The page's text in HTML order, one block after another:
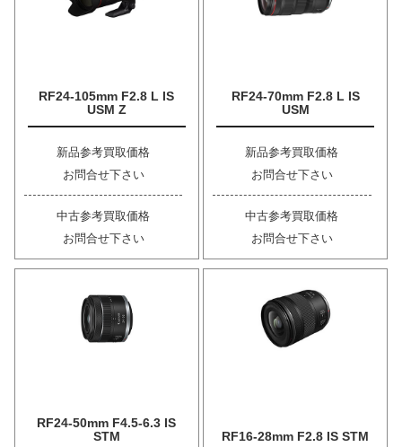
RF24-105mm F2.8 L IS
USM Z
新品参考買取価格
お問合せ下さい
中古参考買取価格
お問合せ下さい
RF24-70mm F2.8 L IS
USM
新品参考買取価格
お問合せ下さい
中古参考買取価格
お問合せ下さい
RF24-50mm F4.5-6.3 IS
STM
RF16-28mm F2.8 IS STM